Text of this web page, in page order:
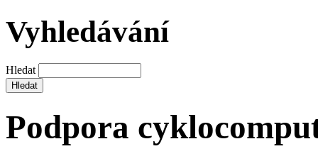
Vyhledávání
Hledat
Podpora